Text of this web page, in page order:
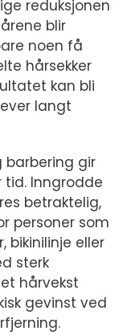
reduksjonen
blir
noen få
hårsekker
kan bli
langt
barbering gir
Inngrodde
betraktelig,
personer som
bikinilinje eller
sterk
hårvekst
gevinst ved